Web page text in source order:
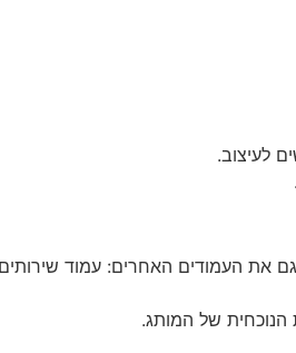
לעיצוב.
העמודים האחרים: עמוד שירותים,
הנוכחית של המותג.